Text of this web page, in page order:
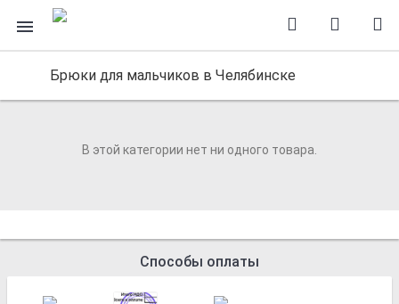
Брюки для мальчиков в Челябинске
В этой категории нет ни одного товара.
Способы оплаты